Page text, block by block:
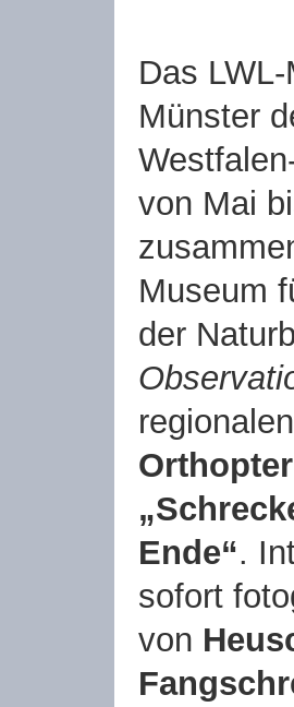
Das
Münster
von Mai
Museum
der
Ende“.
sofort
von